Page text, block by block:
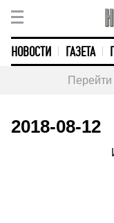
НОВОСТИ ГАЗЕТА
2018-08-12